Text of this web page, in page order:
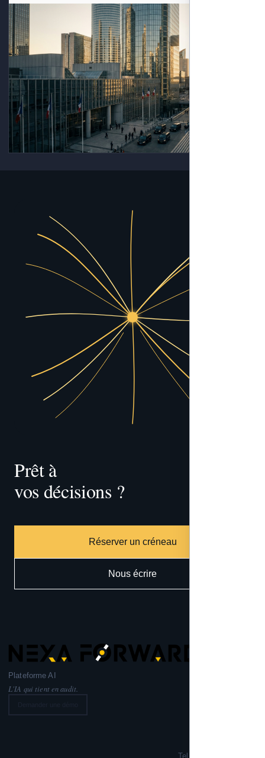
Prêt à
vos décisions ?
Réserver un créneau
Nous écrire
Plateforme AI
L'IA qui tient en audit.
Tel: +33 6 99 02 72 50